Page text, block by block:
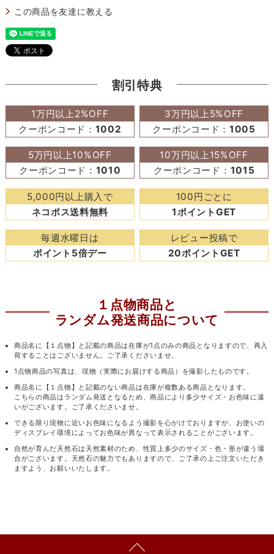
この商品を友達に教える
割引特典
1万円以上2%OFF
クーポンコード： 1002
3万円以上5%OFF
クーポンコード：1005
5万円以上10%OFF
クーポンコード： 1010
10万円以上15%OFF
クーポンコード： 1015
5,000円以上購入で
ネコポス送料無料
100円ごとに
1ポイントGET
毎週水曜日は
ポイント5倍デー
レビュー投稿で
20ポイントGET
１点物商品と
ランダム発送商品について
商品名に【１点物】と記載の商品は在庫が1点のみの商品となりますので、再入
荷することはございません。ご了承くださいませ。
1点物商品の写真は、現物（実際にお届けする商品）を撮影したものです。
商品名に【１点物】と記載のない商品は在庫が複数ある商品となります。
こちらの商品はランダム発送となるため、商品により多少サイズ・お色味に違
いがございます。ご了承くださいませ。
できる限り現物に近いお色味になるよう撮影を心がけておりますが、お使いの
ディスプレイ環境によってお色味が異なって表示されることがございます。
自然が育んだ天然石は天然素材のため、性質上多少のサイズ・色・形が違う場
合がございます。天然石の魅力でもありますので、ご了承の上ご注文いただき
ますよう、お願いいたします。